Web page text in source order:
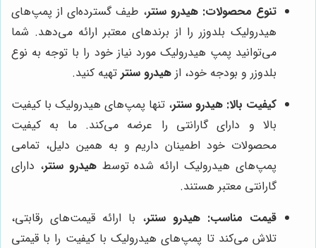
تنوع محصولات: هیدرو سنتر، طیف گسترده‌ای از پمپ‌های
هیدرولیک بلدوزر را از برندهای معتبر ارائه می‌دهد. شما
می‌توانید پمپ هیدرولیک مورد نیاز خود را با توجه به نوع
بلدوزر و بودجه خود، از هیدرو سنتر تهیه کنید.
کیفیت بالا: هیدرو سنتر، تنها پمپ‌های هیدرولیک با کیفیت
بالا و دارای گارانتی را عرضه می‌کند. ما به کیفیت
محصولات خود اطمینان داریم و به همین دلیل، تمامی
پمپ‌های هیدرولیک ارائه شده توسطهیدرو سنتر، دارای
گارانتی معتبر هستند.
قیمت مناسب: هیدرو سنتر، با ارائه قیمت‌های رقابتی،
تلاش می‌کند تا پمپ‌های هیدرولیک با کیفیت را با قیمتی